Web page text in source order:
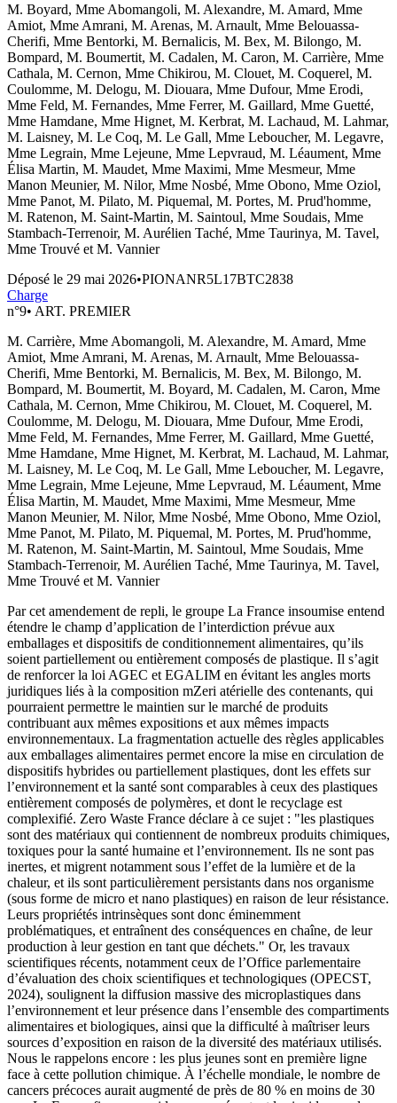
M. Boyard, Mme Abomangoli, M. Alexandre, M. Amard, Mme
Amiot, Mme Amrani, M. Arenas, M. Arnault, Mme Belouassa-
Cherifi, Mme Bentorki, M. Bernalicis, M. Bex, M. Bilongo, M.
Bompard, M. Boumertit, M. Cadalen, M. Caron, M. Carrière, Mme
Cathala, M. Cernon, Mme Chikirou, M. Clouet, M. Coquerel, M.
Coulomme, M. Delogu, M. Diouara, Mme Dufour, Mme Erodi,
Mme Feld, M. Fernandes, Mme Ferrer, M. Gaillard, Mme Guetté,
Mme Hamdane, Mme Hignet, M. Kerbrat, M. Lachaud, M. Lahmar,
M. Laisney, M. Le Coq, M. Le Gall, Mme Leboucher, M. Legavre,
Mme Legrain, Mme Lejeune, Mme Lepvraud, M. Léaument, Mme
Élisa Martin, M. Maudet, Mme Maximi, Mme Mesmeur, Mme
Manon Meunier, M. Nilor, Mme Nosbé, Mme Obono, Mme Oziol,
Mme Panot, M. Pilato, M. Piquemal, M. Portes, M. Prud'homme,
M. Ratenon, M. Saint-Martin, M. Saintoul, Mme Soudais, Mme
Stambach-Terrenoir, M. Aurélien Taché, Mme Taurinya, M. Tavel,
Mme Trouvé et M. Vannier
Déposé le 29 mai 2026•PIONANR5L17BTC2838
Charge
n°9• ART. PREMIER
M. Carrière, Mme Abomangoli, M. Alexandre, M. Amard, Mme
Amiot, Mme Amrani, M. Arenas, M. Arnault, Mme Belouassa-
Cherifi, Mme Bentorki, M. Bernalicis, M. Bex, M. Bilongo, M.
Bompard, M. Boumertit, M. Boyard, M. Cadalen, M. Caron, Mme
Cathala, M. Cernon, Mme Chikirou, M. Clouet, M. Coquerel, M.
Coulomme, M. Delogu, M. Diouara, Mme Dufour, Mme Erodi,
Mme Feld, M. Fernandes, Mme Ferrer, M. Gaillard, Mme Guetté,
Mme Hamdane, Mme Hignet, M. Kerbrat, M. Lachaud, M. Lahmar,
M. Laisney, M. Le Coq, M. Le Gall, Mme Leboucher, M. Legavre,
Mme Legrain, Mme Lejeune, Mme Lepvraud, M. Léaument, Mme
Élisa Martin, M. Maudet, Mme Maximi, Mme Mesmeur, Mme
Manon Meunier, M. Nilor, Mme Nosbé, Mme Obono, Mme Oziol,
Mme Panot, M. Pilato, M. Piquemal, M. Portes, M. Prud'homme,
M. Ratenon, M. Saint-Martin, M. Saintoul, Mme Soudais, Mme
Stambach-Terrenoir, M. Aurélien Taché, Mme Taurinya, M. Tavel,
Mme Trouvé et M. Vannier
Par cet amendement de repli, le groupe La France insoumise entend
étendre le champ d’application de l’interdiction prévue aux
emballages et dispositifs de conditionnement alimentaires, qu’ils
soient partiellement ou entièrement composés de plastique. Il s’agit
de renforcer la loi AGEC et EGALIM en évitant les angles morts
juridiques liés à la composition mZeri atérielle des contenants, qui
pourraient permettre le maintien sur le marché de produits
contribuant aux mêmes expositions et aux mêmes impacts
environnementaux. La fragmentation actuelle des règles applicables
aux emballages alimentaires permet encore la mise en circulation de
dispositifs hybrides ou partiellement plastiques, dont les effets sur
l’environnement et la santé sont comparables à ceux des plastiques
entièrement composés de polymères, et dont le recyclage est
complexifié. Zero Waste France déclare à ce sujet : "les plastiques
sont des matériaux qui contiennent de nombreux produits chimiques,
toxiques pour la santé humaine et l’environnement. Ils ne sont pas
inertes, et migrent notamment sous l’effet de la lumière et de la
chaleur, et ils sont particulièrement persistants dans nos organisme
(sous forme de micro et nano plastiques) en raison de leur résistance.
Leurs propriétés intrinsèques sont donc éminemment
problématiques, et entraînent des conséquences en chaîne, de leur
production à leur gestion en tant que déchets." Or, les travaux
scientifiques récents, notamment ceux de l’Office parlementaire
d’évaluation des choix scientifiques et technologiques (OPECST,
2024), soulignent la diffusion massive des microplastiques dans
l’environnement et leur présence dans l’ensemble des compartiments
alimentaires et biologiques, ainsi que la difficulté à maîtriser leurs
sources d’exposition en raison de la diversité des matériaux utilisés.
Nous le rappelons encore : les plus jeunes sont en première ligne
face à cette pollution chimique. À l’échelle mondiale, le nombre de
cancers précoces aurait augmenté de près de 80 % en moins de 30